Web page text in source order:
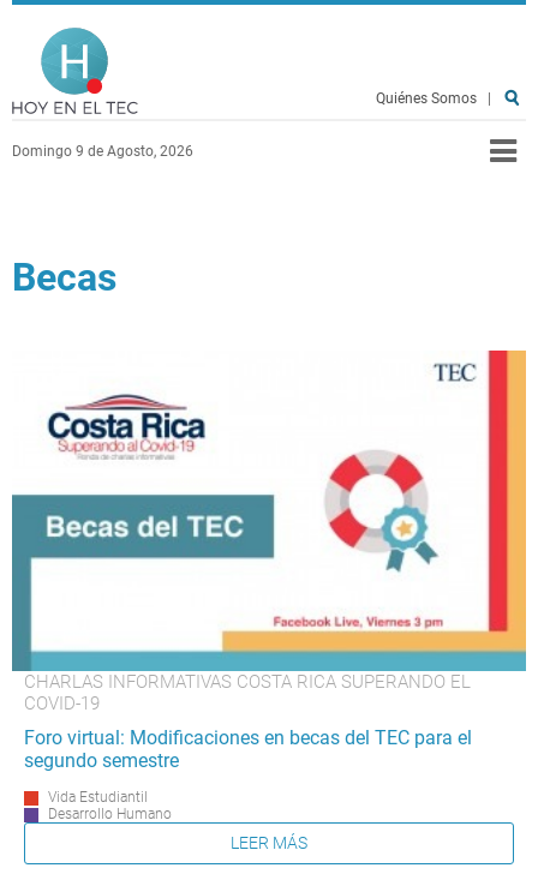
Pasar al contenido principal
Domingo 9 de Agosto, 2026
Quiénes Somos
Becas
CHARLAS INFORMATIVAS COSTA RICA SUPERANDO EL
COVID-19
Foro virtual: Modificaciones en becas del TEC para el
segundo semestre
Vida Estudiantil
Desarrollo Humano
LEER MÁS